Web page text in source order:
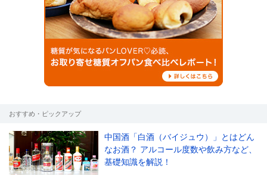
おすすめ・ピックアップ
中国酒「白酒（バイジュウ）」とはどん
なお酒？ アルコール度数や飲み方など、
基礎知識を解説！